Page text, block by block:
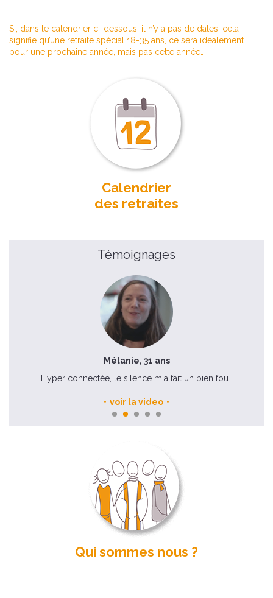
Si, dans le calendrier ci-dessous, il n’y a pas de dates, cela
signifie qu’une retraite spécial 18-35 ans, ce sera idéalement
pour une prochaine année, mais pas cette année…
Calendrier
des retraites
Témoignages
Mélanie, 31 ans
Hyper connectée, le silence m'a fait un bien fou !
voir la video
Qui sommes nous ?